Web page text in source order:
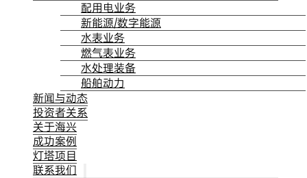
配用电业务
新能源/数字能源
水表业务
燃气表业务
水处理装备
船舶动力
新闻与动态
投资者关系
关于海兴
成功案例
灯塔项目
联系我们